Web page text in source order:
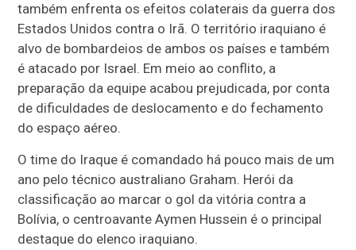
também enfrenta os efeitos colaterais da guerra dos
Estados Unidos contra o Irã. O território iraquiano é
alvo de bombardeios de ambos os países e também
é atacado por Israel. Em meio ao conflito, a
preparação da equipe acabou prejudicada, por conta
de dificuldades de deslocamento e do fechamento
do espaço aéreo.
O time do Iraque é comandado há pouco mais de um
ano pelo técnico australiano Graham. Herói da
classificação ao marcar o gol da vitória contra a
Bolívia, o centroavante Aymen Hussein é o principal
destaque do elenco iraquiano.